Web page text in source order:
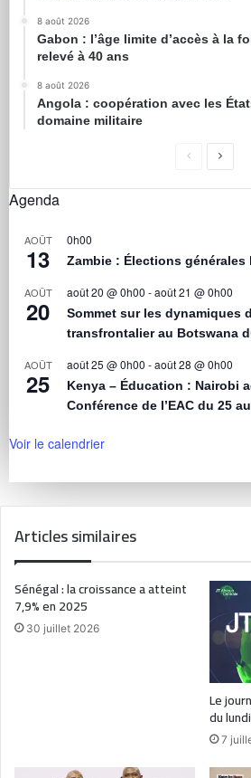
8 août 2026
Gabon : l’âge limite d’accès à la
relevé à 40 ans
8 août 2026
Angola : coopération avec les
domaine militaire
Agenda
AOÛT
13
0h00
Zambie : Élections générales
AOÛT
20
août 20 @ 0h00 -août 21 @ 0h00
Sommet sur les dynamiques
transfrontalier au Botswana
AOÛT
25
août 25 @ 0h00 -août 28 @ 0h00
Kenya – Éducation : Nairobi
Conférence de l’EAC du 25
Voir le calendrier
Articles similaires
Sénégal : la croissance a atteint
7,9% en 2025
30 juillet 2026
Le
du
7